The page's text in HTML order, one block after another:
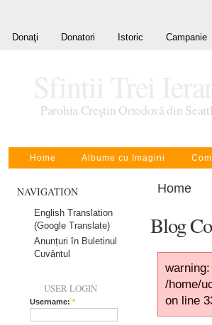
Donaţi Donatori Istoric Campanie
Parohia Creştin Ortodoxă din
Home Albume cu Imagini
NAVIGATION
English Translation
(Google Translate)
Anunțuri în Buletinul
Cuvântul
USER LOGIN
Username: *
Home
Blog
/home/
on line